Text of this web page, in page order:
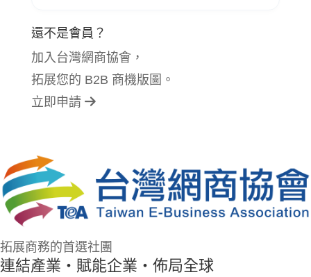
還不是會員？
加入台灣網商協會，
拓展您的 B2B 商機版圖。
立即申請
拓展商務的首選社團
連結產業・賦能企業・佈局全球